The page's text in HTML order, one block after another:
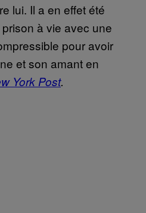
lui. Il a en effet été
à vie avec une
pour avoir
et son amant en
York Post.